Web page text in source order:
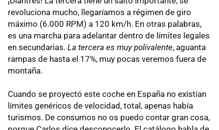
revoluciona mucho, llegaríamos a régimen de giro
máximo (6.000 RPM) a 120 km/h. En otras palabras,
es una marcha para adelantar dentro de límites legales
en secundarias. La tercera es muy polivalente, aguanta
rampas de hasta el 17%, muy pocas veremos fuera de
montaña.
Cuando se proyectó este coche en España no existían
límites genéricos de velocidad, total, apenas había
turismos. De consumos no os puedo contar gran cosa,